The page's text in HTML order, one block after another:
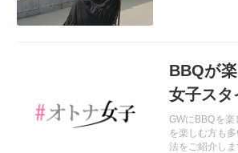
BBQが
女子ス
GWにBBQを
を楽しむ方も
法をご紹介しま